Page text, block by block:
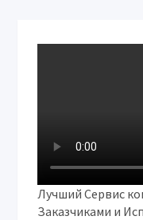
Лучший Сервис
Заказчиками и